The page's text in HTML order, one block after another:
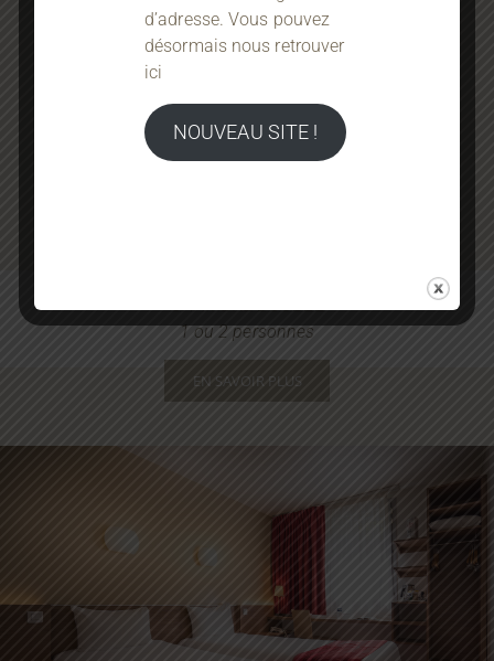
CHAMBREDOUBLE
1 ou 2 personnes
EN SAVOIR PLUS
d’adresse. Vous pouvez
désormais nous retrouver
ici
NOUVEAU SITE !